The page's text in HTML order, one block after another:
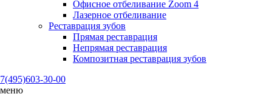
Офисное отбеливание Zoom 4
Лазерное отбеливание
Реставрация зубов
Прямая реставрация
Непрямая реставрация
Композитная реставрация зубов
7(495)603-30-00
меню